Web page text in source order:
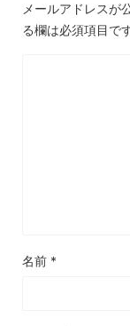
メールアドレスが
る欄は必須項目で
名前 *